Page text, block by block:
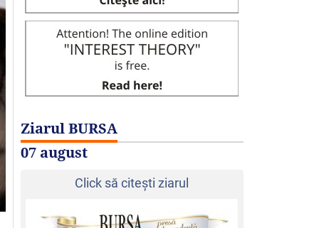
Ziarul BURSA
07 august
Click să citeşti ziarul